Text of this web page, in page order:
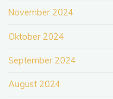
November 2024
Oktober 2024
September 2024
August 2024